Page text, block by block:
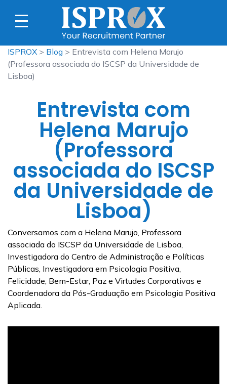
ISPROX > Blog > Entrevista com Helena Marujo
(Professora associada do ISCSP da Universidade de
Lisboa)
Entrevista com
Helena Marujo
(Professora
associada do ISCSP
da Universidade de
Lisboa)
Conversamos com a Helena Marujo, Professora
associada do ISCSP da Universidade de Lisboa,
Investigadora do Centro de Administração e Políticas
Públicas, Investigadora em Psicologia Positiva,
Felicidade, Bem-Estar, Paz e Virtudes Corporativas e
Coordenadora da Pós-Graduação em Psicologia Positiva
Aplicada.